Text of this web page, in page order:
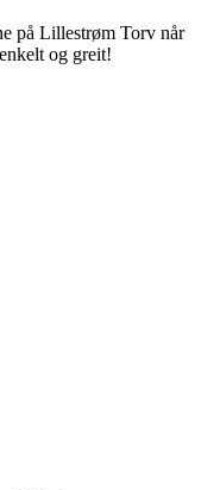
på Lillestrøm Torv når
og greit!